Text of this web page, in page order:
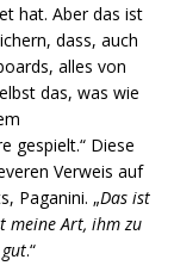
hat. Aber das ist
dass, auch
alles von
das, was wie
gespielt.“ Diese
Verweis auf
Paganini. „Das ist
meine Art, ihm zu
.“